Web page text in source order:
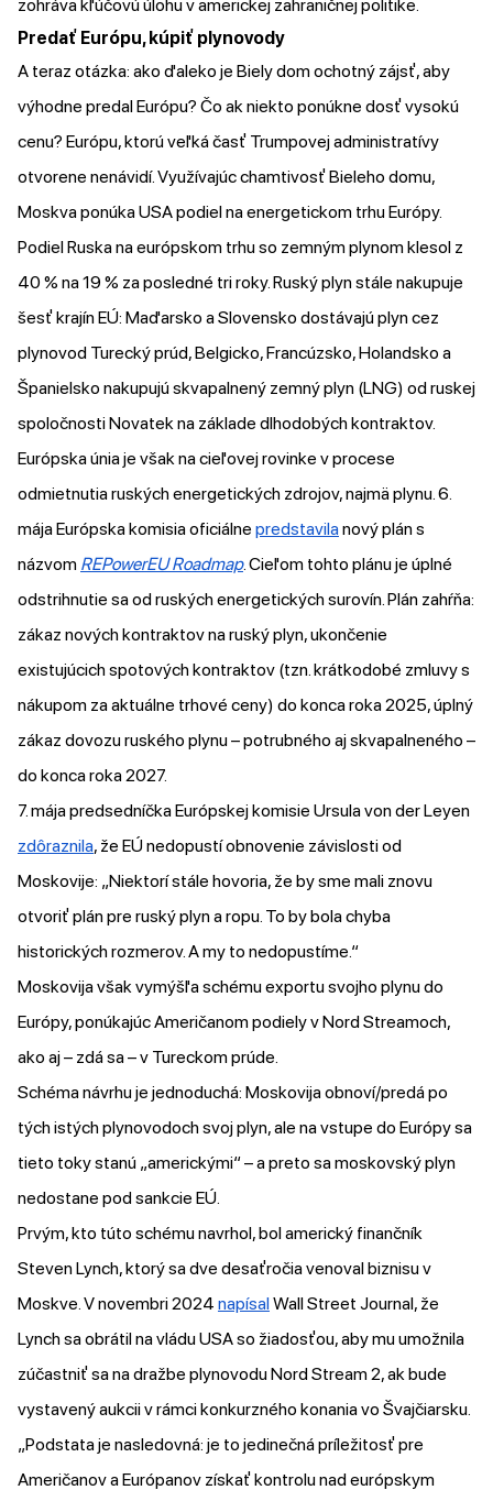
zohráva kľúčovú úlohu v americkej zahraničnej politike.
Predať Európu, kúpiť plynovody
A teraz otázka: ako ďaleko je Biely dom ochotný zájsť, aby
výhodne predal Európu? Čo ak niekto ponúkne dosť vysokú
cenu? Európu, ktorú veľká časť Trumpovej administratívy
otvorene nenávidí. Využívajúc chamtivosť Bieleho domu,
Moskva ponúka USA podiel na energetickom trhu Európy.
Podiel Ruska na európskom trhu so zemným plynom klesol z
40 % na 19 % za posledné tri roky. Ruský plyn stále nakupuje
šesť krajín EÚ: Maďarsko a Slovensko dostávajú plyn cez
plynovod Turecký prúd, Belgicko, Francúzsko, Holandsko a
Španielsko nakupujú skvapalnený zemný plyn (LNG) od ruskej
spoločnosti Novatek na základe dlhodobých kontraktov.
Európska únia je však na cieľovej rovinke v procese
odmietnutia ruských energetických zdrojov, najmä plynu. 6.
mája Európska komisia oficiálne predstavila nový plán s
názvom REPowerEU Roadmap. Cieľom tohto plánu je úplné
odstrihnutie sa od ruských energetických surovín. Plán zahŕňa:
zákaz nových kontraktov na ruský plyn, ukončenie
existujúcich spotových kontraktov (tzn. krátkodobé zmluvy s
nákupom za aktuálne trhové ceny) do konca roka 2025, úplný
zákaz dovozu ruského plynu – potrubného aj skvapalneného –
do konca roka 2027.
7. mája predsedníčka Európskej komisie Ursula von der Leyen
zdôraznila, že EÚ nedopustí obnovenie závislosti od
Moskovije: „Niektorí stále hovoria, že by sme mali znovu
otvoriť plán pre ruský plyn a ropu. To by bola chyba
historických rozmerov. A my to nedopustíme.“
Moskovija však vymýšľa schému exportu svojho plynu do
Európy, ponúkajúc Američanom podiely v Nord Streamoch,
ako aj – zdá sa – v Tureckom prúde.
Schéma návrhu je jednoduchá: Moskovija obnoví/predá po
tých istých plynovodoch svoj plyn, ale na vstupe do Európy sa
tieto toky stanú „americkými“ – a preto sa moskovský plyn
nedostane pod sankcie EÚ.
Prvým, kto túto schému navrhol, bol americký finančník
Steven Lynch, ktorý sa dve desaťročia venoval biznisu v
Moskve. V novembri 2024 napísalWall Street Journal, že
Lynch sa obrátil na vládu USA so žiadosťou, aby mu umožnila
zúčastniť sa na dražbe plynovodu Nord Stream 2, ak bude
vystavený aukcii v rámci konkurzného konania vo Švajčiarsku.
„Podstata je nasledovná: je to jedinečná príležitosť pre
Američanov a Európanov získať kontrolu nad európskym